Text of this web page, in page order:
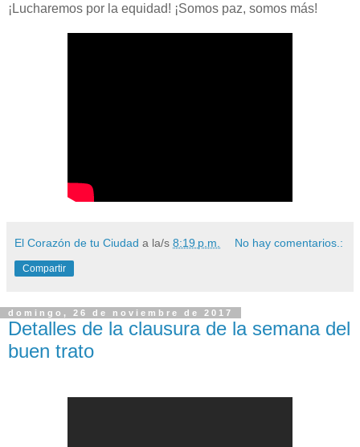
¡Lucharemos por la equidad! ¡Somos paz, somos más!
El Corazón de tu Ciudad a la/s 8:19 p.m. No hay comentarios.:
Compartir
domingo, 26 de noviembre de 2017
Detalles de la clausura de la semana del
buen trato